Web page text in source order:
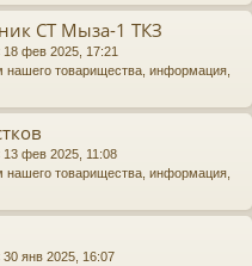
СТ Мыза-1 ТКЗ
18 фев 2025, 17:21
товарищества, информация,
13 фев 2025, 11:08
товарищества, информация,
30 янв 2025, 16:07